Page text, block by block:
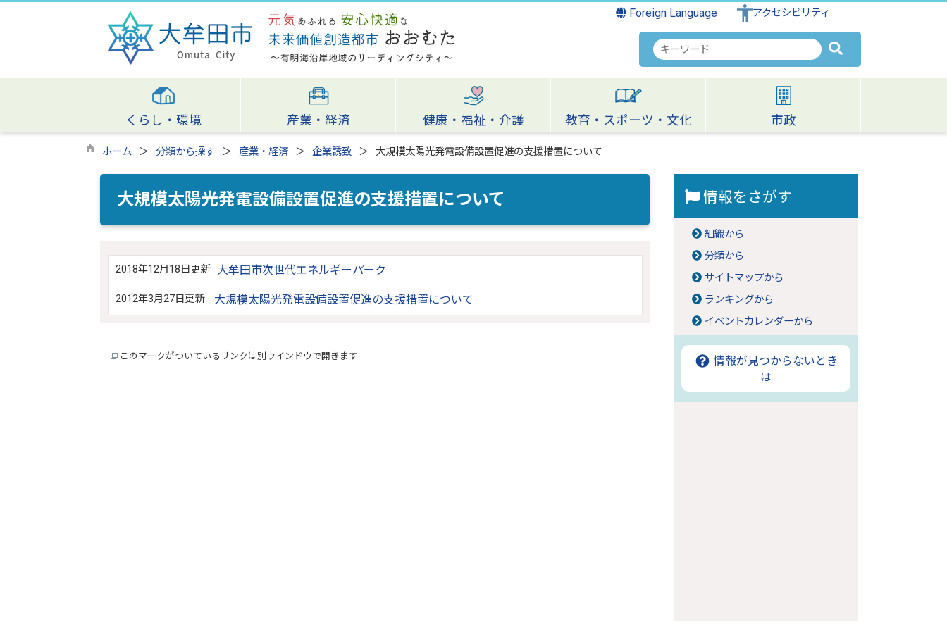
Foreign Language アクセシビリティ
検
索
キ
ワ
ー
くらし・環境 産業・経済 健康・福祉・介護 教育・スポーツ・文化 市政
ホーム 分類から探す 産業・経済 企業誘致 大規模太陽光発電設備設置促進の支援措置について
大規模太陽光発電設備設置促進の支援措置について
2018年12月18日更新 大牟田市次世代エネルギーパーク
2012年3月27日更新 大規模太陽光発電設備設置促進の支援措置について
このマークがついているリンクは別ウインドウで開きます
情報をさがす
組織から
分類から
サイトマップから
ランキングから
イベントカレンダーから
情報が見つからないとき
は